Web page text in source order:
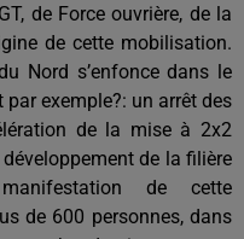
de Force ouvrière, de la
de cette mobilisation.
Nord s’enfonce dans le
exemple?: un arrêt des
de la mise à 2x2
de la filière
de cette
de 600 personnes, dans